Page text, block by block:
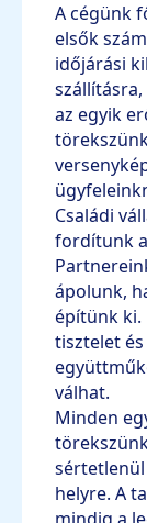
A cégünk
elsők
időjárási
az egyik
Családi
fordítunk
ápolunk,
építünk ki.
tisztelet
válhat.
Minden
helyre. A